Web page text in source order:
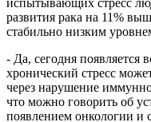
испытывающих стресс
развития рака на 11%
стабильно низким
- Да, сегодня появляется
хронический стресс
через нарушение
что можно говорить об
появлением онкологии и